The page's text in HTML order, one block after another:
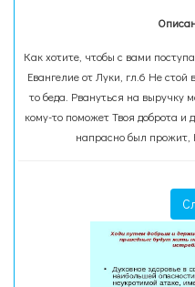
Как хотите, чтобы с вами
Евангелие от Луки, гл.6 Не стой
то беда. Рвануться на выручку
кому-то поможет Твоя доброта и
напрасно был прожит,